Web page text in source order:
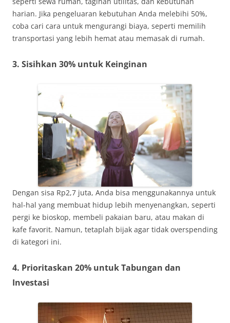
harian. Jika pengeluaran kebutuhan Anda melebihi 50%,
coba cari cara untuk mengurangi biaya, seperti memilih
transportasi yang lebih hemat atau memasak di rumah.
3. Sisihkan 30% untuk Keinginan
Dengan sisa Rp2,7 juta, Anda bisa menggunakannya untuk
hal-hal yang membuat hidup lebih menyenangkan, seperti
pergi ke bioskop, membeli pakaian baru, atau makan di
kafe favorit. Namun, tetaplah bijak agar tidak overspending
di kategori ini.
4. Prioritaskan 20% untuk Tabungan dan
Investasi